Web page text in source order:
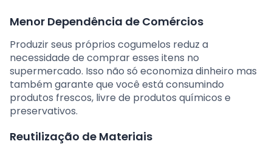
Menor Dependência de Comércios
Produzir seus próprios cogumelos reduz a
necessidade de comprar esses itens no
supermercado. Isso não só economiza dinheiro mas
também garante que você está consumindo
produtos frescos, livre de produtos químicos e
preservativos.
Reutilização de Materiais